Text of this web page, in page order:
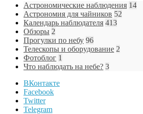
Астрономические наблюдения 14
Астрономия для чайников 52
Календарь наблюдателя 413
Обзоры 2
Прогулки по небу 96
Телескопы и оборудование 2
Фотоблог 1
Что наблюдать на небе? 3
ВКонтакте
Facebook
Twitter
Telegram